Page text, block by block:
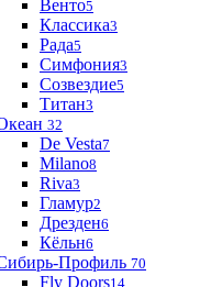
Венто5
Классика3
Рада5
Симфония3
Созвездие5
Титан3
32
De Vesta7
Milano8
Riva3
Гламур2
Дрезден6
Кёльн6
Профиль 70
Fly Doors14